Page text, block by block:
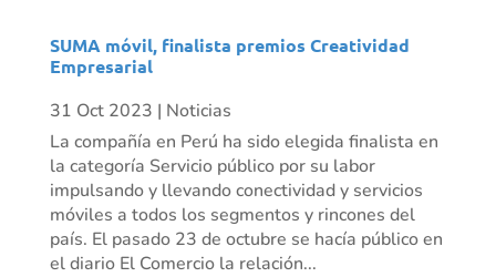
SUMA móvil, finalista premios Creatividad
Empresarial
31 Oct 2023 | Noticias
La compañía en Perú ha sido elegida finalista en
la categoría Servicio público por su labor
impulsando y llevando conectividad y servicios
móviles a todos los segmentos y rincones del
país. El pasado 23 de octubre se hacía público en
el diario El Comercio la relación...